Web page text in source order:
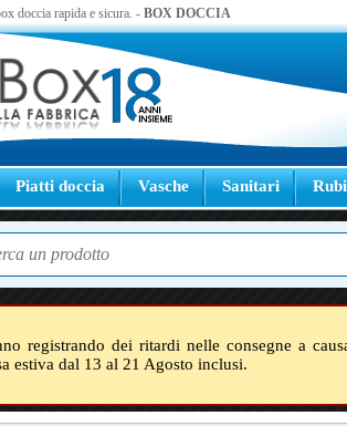
doccia rapida e sicura. - BOX DOCCIA
Piatti doccia Vasche Sanitari
registrando dei ritardi nelle consegne a
estiva dal 13 al 21 Agosto inclusi.